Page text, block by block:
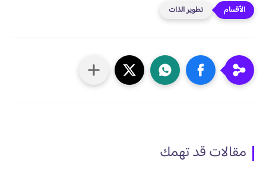
تطوير الذات
مقالات قد تهمك